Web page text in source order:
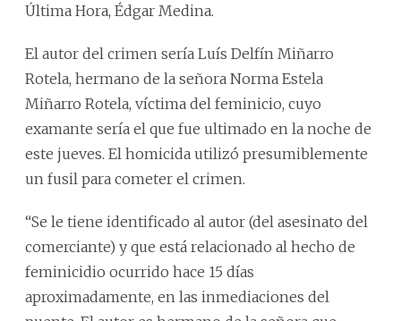
Última Hora, Édgar Medina.
El autor del crimen sería Luís Delfín Miñarro
Rotela, hermano de la señora Norma Estela
Miñarro Rotela, víctima del feminicio, cuyo
examante sería el que fue ultimado en la noche de
este jueves. El homicida utilizó presumiblemente
un fusil para cometer el crimen.
“Se le tiene identificado al autor (del asesinato del
comerciante) y que está relacionado al hecho de
feminicidio ocurrido hace 15 días
aproximadamente, en las inmediaciones del